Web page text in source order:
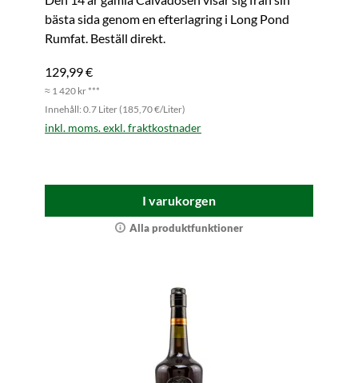
bästa sida genom en efterlagring i Long Pond
Rumfat. Beställ direkt.
129,99 €
≈ 1 420 kr ***
Innehåll: 0.7 Liter (185,70 €/Liter)
inkl. moms. exkl. fraktkostnader
I varukorgen
Alla produktfunktioner